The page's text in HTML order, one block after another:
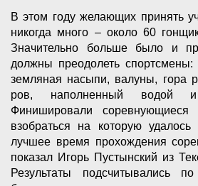
В этом году желающих принять
никогда много – около 60
Значительно больше было и
должны преодолеть
земляная насыпи, валуны, гора
ров, наполненный водой
Финишировали
взобраться на которую
лучшее время прохождения
показал Игорь Пустынский из
Результаты подсчитывались